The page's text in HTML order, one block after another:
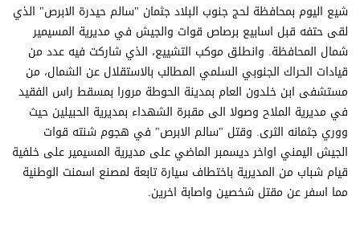
شيع اليوم بمحافظة لحج جنوب البلاد جثمان "سالم حيدرة الابرص" الذي
لقى حتفه قبل اسابيع برصاص قوات والجيش في مديرية المسيمير
شمال المحافظة. وانطلق موكب التشييع، الذي شاركت فيه عدد من
قيادات الحراك الجنوبي السلمي المطالب بالاستقلال عن الشمال، من
مستشفى ابن خلدون العام بمدينة الحوطة مرورا بمسقط راس الفقيد
في مديرية الملاح وصولا الى مقبرة الشهداء بمديرية الحبيلين حيث
ووري جثمانه الثرى. وقتل "سالم الابرص" في هجوم شنته قوات
الجيش اليمني اواخر ديسمبر الماضي على مديرية المسيمير على خلفية
قيام شباب من المديرية باختطاف سيارة تابعة لمصنع اسمنت الوطنية
مما اسفر عن مقتل شخصين واصابة اخرين.